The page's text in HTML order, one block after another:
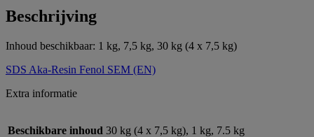
Beschrijving
Inhoud beschikbaar: 1 kg, 7,5 kg, 30 kg (4 x 7,5 kg)
SDS Aka-Resin Fenol SEM (EN)
Extra informatie
Beschikbare inhoud 30 kg (4 x 7,5 kg), 1 kg, 7.5 kg